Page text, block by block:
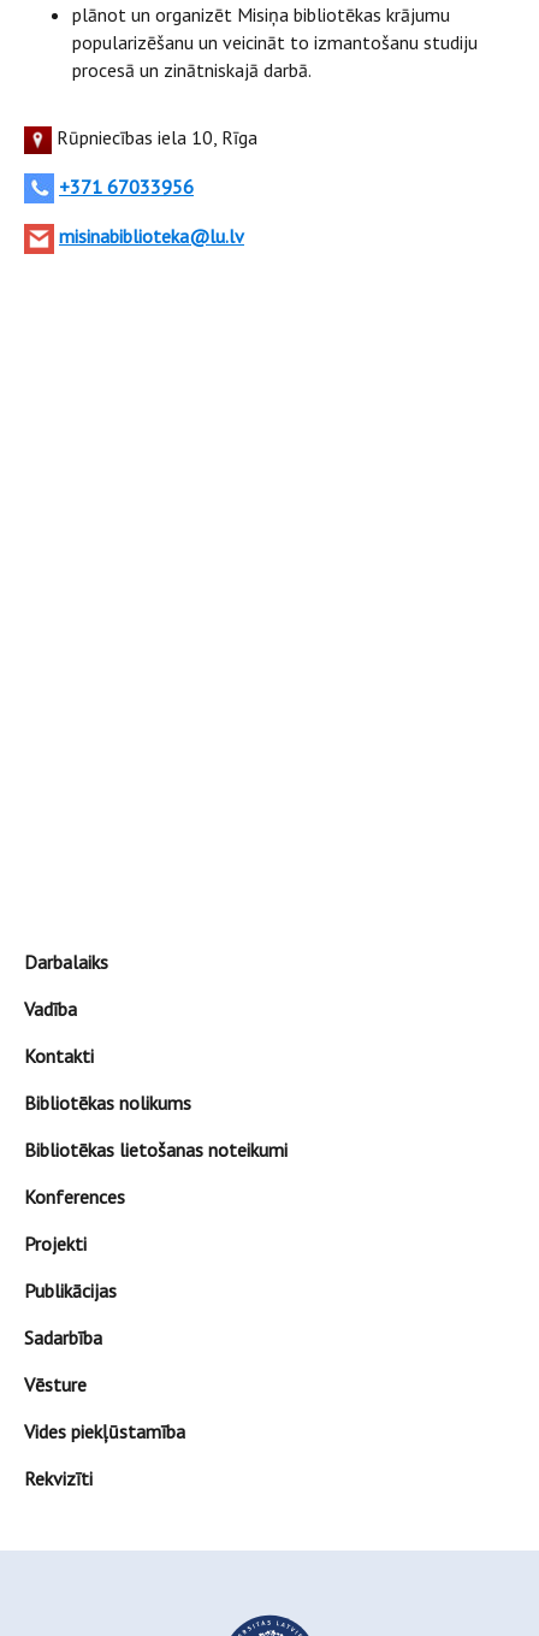
plānot un organizēt Misiņa bibliotēkas krājumu
popularizēšanu un veicināt to izmantošanu studiju
procesā un zinātniskajā darbā.
Rūpniecības iela 10, Rīga
+371 67033956
misinabiblioteka@lu.lv
Darbalaiks
Vadība
Kontakti
Bibliotēkas nolikums
Bibliotēkas lietošanas noteikumi
Konferences
Projekti
Publikācijas
Sadarbība
Vēsture
Vides piekļūstamība
Rekvizīti